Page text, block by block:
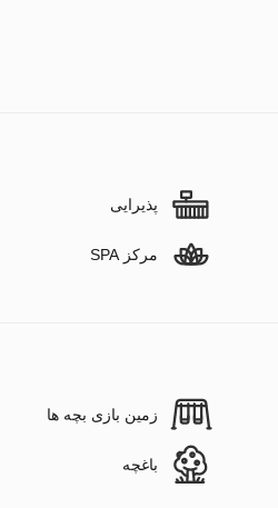
پذیرایی
مرکز SPA
زمین بازی بچه ها
باغچه